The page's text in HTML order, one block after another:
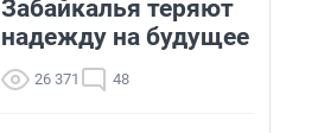
Забайкалья теряют
надежду на будущее
26 371 48